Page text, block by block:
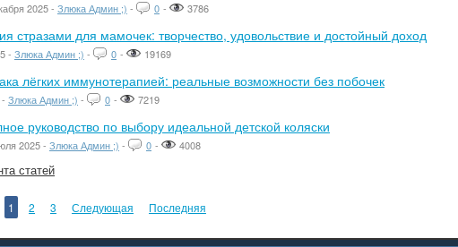
2025 - Злюка Админ ;) - 0 - 3786
стразами для мамочек: творчество, удовольствие и достойный доход
- Злюка Админ ;) - 0 - 19169
лёгких иммунотерапией: реальные возможности без побочек
Злюка Админ ;) - 0 - 7219
руководство по выбору идеальной детской коляски
2025 - Злюка Админ ;) - 0 - 4008
статей
1 2 3 Следующая Последняя